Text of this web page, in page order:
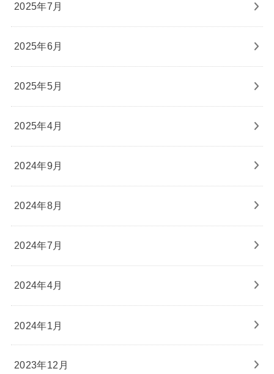
2025年7月
2025年6月
2025年5月
2025年4月
2024年9月
2024年8月
2024年7月
2024年4月
2024年1月
2023年12月